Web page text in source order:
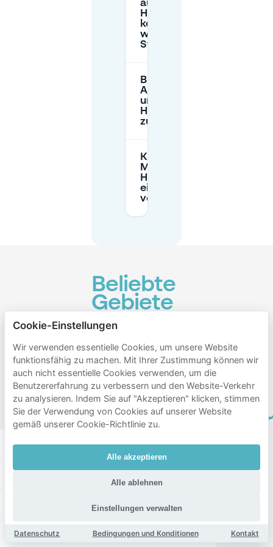
auf der Straße in
Hoofddorppleinbuurt
kostenpflichtig und
wie hoch ist der
Stundensatz?
Brauche ich eine
Anwohnerparkkarte,
um in
Hoofddorppleinbuurt
zu parken?
Kann ich bei
Mobypark in
Hoofddorppleinbuurt
einen Parkplatz
vorab reservieren?
Beliebte
Gebiete
zum
Parken
in der
Nähe
von
Amsterdam zuid Amsterdam west
Stadionbuurt
Overtoomse Sluis Westindische buurt
Cookie-Einstellungen
Wir verwenden essentielle Cookies, um unsere Website
funktionsfähig zu machen. Mit Ihrer Zustimmung können wir
auch nicht essentielle Cookies verwenden, um die
Benutzererfahrung zu verbessern und den Website-Verkehr
zu analysieren. Indem Sie auf "Akzeptieren" klicken, stimmen
Sie der Verwendung von Cookies auf unserer Website
gemäß unserer Cookie-Richtlinie zu.
Alle akzeptieren
Alle ablehnen
Einstellungen verwalten
Datenschutz Bedingungen und Konditionen Kontakt